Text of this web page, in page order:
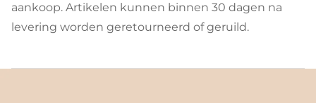
aankoop. Artikelen kunnen binnen 30 dagen na
levering worden geretourneerd of geruild.